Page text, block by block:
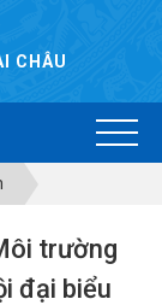
CHÂU
trường
đại biểu